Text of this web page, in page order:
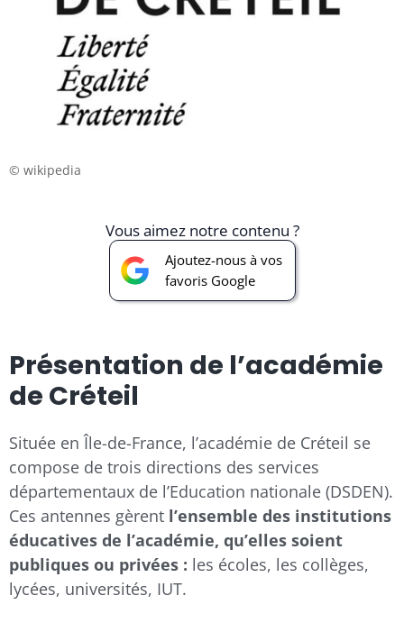
© wikipedia
Vous aimez notre contenu ?
Ajoutez-nous à vos
favoris Google
Présentation de l’académie
de Créteil
Située en Île-de-France, l’académie de Créteil se
compose de trois directions des services
départementaux de l’Education nationale (DSDEN).
Ces antennes gèrent l’ensemble des institutions
éducatives de l’académie, qu’elles soient
publiques ou privées : les écoles, les collèges,
lycées, universités, IUT.